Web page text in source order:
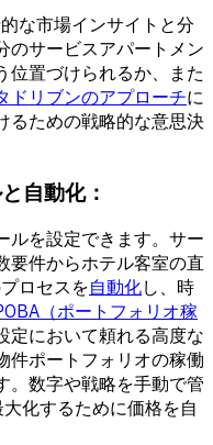
な市場インサイトと分
のサービスアパートメン
置づけられるか、また
ドリブンのアプローチに
るための戦略的な意思決
自動化：
ルを設定できます。サー
要件からホテル客室の直
ロセスを自動化し、時
（ポートフォリオ稼
定において頼れる高度な
件ポートフォリオの稼働
。数字や戦略を手動で管
化するために価格を自